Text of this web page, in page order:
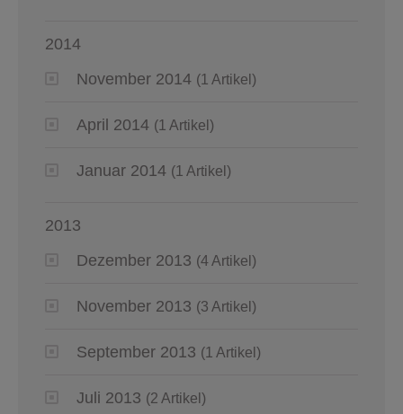
2014
November 2014 (1 Artikel)
April 2014 (1 Artikel)
Januar 2014 (1 Artikel)
2013
Dezember 2013 (4 Artikel)
November 2013 (3 Artikel)
September 2013 (1 Artikel)
Juli 2013 (2 Artikel)